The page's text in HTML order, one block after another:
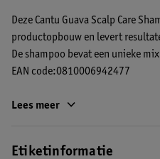
Deze Cantu Guava Scalp Care
productopbouw en levert
De shampoo bevat een unieke
EAN code:0810006942477
Lees meer
Etiketinformatie